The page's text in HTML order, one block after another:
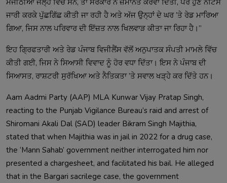
ਜਾਰੀ ਕਰਕੇ ਪੁੱਛਗਿੱਛ ਕੀਤੀ ਜਾ ਰਹੀ ਹੈ ਅਤੇ ਅੱਜ ਉਨ੍ਹਾਂ ਦੇ ਘਰ ’ਤੇ ਰੇਡ ਮਾਰਿਆ
ਗਿਆ, ਜਿਸ ਨਾਲ ਪਰਿਵਾਰ ਦੀ ਇੱਜ਼ਤ ਨਾਲ ਖਿਲਵਾੜ ਕੀਤਾ ਜਾ ਰਿਹਾ ਹੈ।’’
ਇਹ ਗ੍ਰਿਫਤਾਰੀ ਅਤੇ ਰੇਡ ਪੰਜਾਬ ਵਿਜੀਲੈਂਸ ਵੱਲੋਂ ਅਨੁਪਾਤਕ ਸੰਪਤੀ ਮਾਮਲੇ ਵਿੱਚ
ਕੀਤੀ ਗਈ, ਜਿਸ ਨੇ ਸਿਆਸੀ ਵਿਵਾਦ ਨੂੰ ਹੋਰ ਵਧਾ ਦਿੱਤਾ। ਇਸ ਨੇ ਪੰਜਾਬ ਦੀ
ਸਿਆਸਤ, ਰਾਸ਼ਟਰੀ ਸੁਰੱਖਿਆ ਅਤੇ ਨੈਤਿਕਤਾ ’ਤੇ ਸਵਾਲ ਖੜ੍ਹੇ ਕਰ ਦਿੱਤੇ ਹਨ।
Aam Aadmi Party (AAP) MLA Kunwar Vijay Pratap Singh,
reacting to the Punjab Vigilance Bureau’s raid and arrest of
Shiromani Akali Dal (SAD) leader Bikram Singh Majithia,
stated that when Majithia was in jail in 2022 for a drug case,
the ‘Mann Sahab’ government neither interrogated him nor
presented a chargesheet, and facilitated his bail. He alleged
that in the Bargari sacrilege case, the government